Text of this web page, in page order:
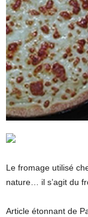
Le fromage utilisé
nature… il s’agit du
Article étonnant de